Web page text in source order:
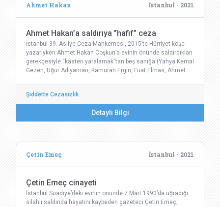
Ahmet Hakan İstanbul - 2021
Ahmet Hakan’a saldırıya ”hafif” ceza
İstanbul 39. Asliye Ceza Mahkemesi, 2015’te Hürriyet köşe
yazarıyken Ahmet Hakan Coşkun’a evinin önünde saldırdıkları
gerekçesiyle “kasten yaralamak”tan beş sanığa (Yahya Kemal
Gezen, Uğur Adıyaman, Kamuran Ergin, Fuat Elmas, Ahmet…
Şiddette Cezasızlık
Detaylı Bilgi
Çetin Emeç İstanbul - 2021
Çetin Emeç cinayeti
İstanbul Suadiye’deki evinin önünde 7 Mart 1990’da uğradığı
silahlı saldırıda hayatını kaybeden gazeteci Çetin Emeç,